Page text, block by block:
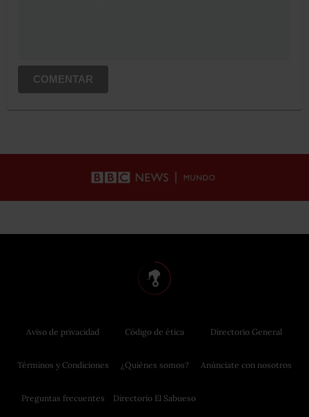
COMENTAR
Aviso de privacidad
Términos y Condiciones
Preguntas frecuentes
Código de ética
¿Quiénes somos?
Directorio El Sabueso
Directorio General
Anúnciate con nosotros